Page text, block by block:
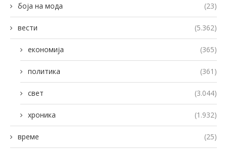
боја на мода (23)
вести (5.362)
економија (365)
политика (361)
свет (3.044)
хроника (1.932)
време (25)